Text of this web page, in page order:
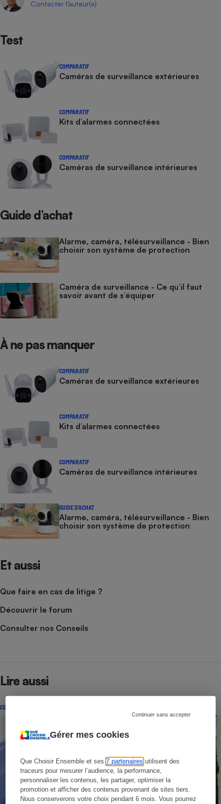
Gérer mes cookies
Que Choisir Ensemble et ses7 partenaires utilisent des
traceurs pour mesurer l’audience, la performance,
personnaliser les contenus, les partager, optimiser la
promotion et afficher des contenus provenant de sites tiers.
Nous conserverons votre choix pendant 6 mois. Vous pourrez
Continuer sans accepter
Contacter l’auteur(e)
Test
COMPARATIF
Caméras de surveillance extérieures
COMPARATIF
Kits d’alarmes connectées
COMPARATIF
Caméras de surveillance intérieures
Guide d’achat
Alarme, caméra, télésurveillance - Bien
choisir son système de protection
Caméra de surveillance - Ce qu’il faut
savoir avant de s’équiper
À ne pas manquer
COMPARATIF
Caméras de surveillance extérieures
COMPARATIF
Kits d’alarmes connectées
COMPARATIF
Caméras de surveillance intérieures
GUIDE D'ACHAT
Alarme, caméra, télésurveillance - Bien
choisir son système de protection
Et aussi
Que faire en cas de litige ?
Découvrir le forum
Consulter nos Conseils
Lire aussi
CONSEILS